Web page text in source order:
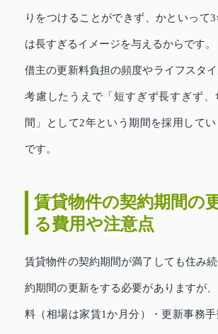
りをつけることができず、かといって
は長すぎるイメージを与えるからです。
借主の更新料負担の頻度やライフスタ
考慮したうえで「短すぎず長すぎず、
間」として2年という期間を採用して
です。
賃貸物件の契約期間の
る費用や注意点
賃貸物件の契約期間が満了しても住み
約期間の更新をする必要がありますが
料（相場は家賃1か月分）・更新事務